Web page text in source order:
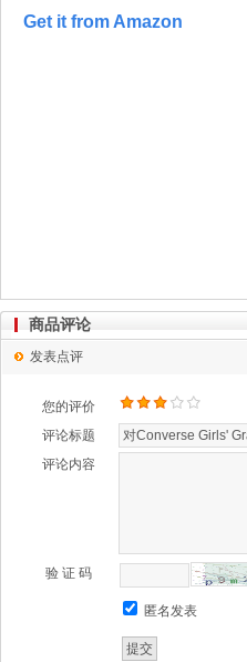
Get it from Amazon
商品评论
发表点评
您的评价
评论标题
评论内容
验 证 码
匿名发表